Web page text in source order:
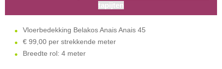
tapijten
Vloerbedekking Belakos Anais Anais 45
€ 99,00 per strekkende meter
Breedte rol: 4 meter